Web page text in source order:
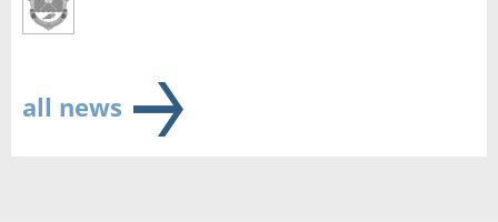
all news